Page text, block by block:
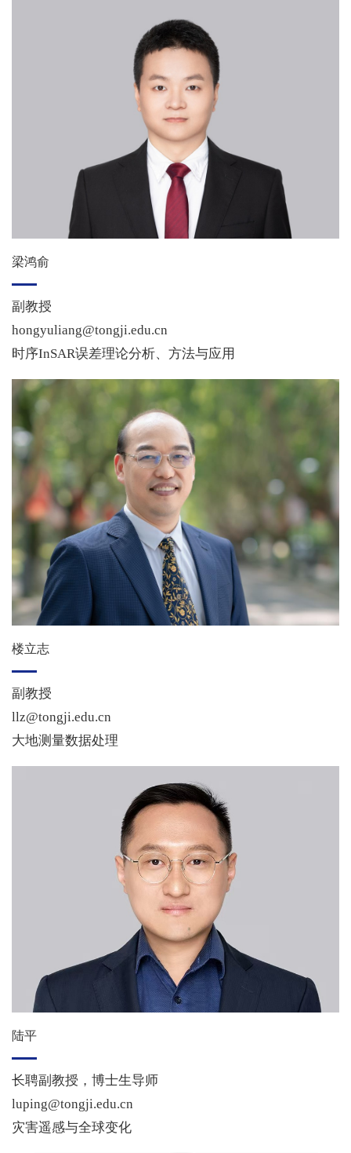
梁鸿俞
副教授
hongyuliang@tongji.edu.cn
时序InSAR误差理论分析、方法与应用
楼立志
副教授
llz@tongji.edu.cn
大地测量数据处理
陆平
长聘副教授，博士生导师
luping@tongji.edu.cn
灾害遥感与全球变化